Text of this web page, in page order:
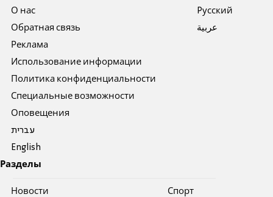
О нас
Обратная связь
Реклама
Использование информации
Политика конфиденциальности
Специальные возможности
Оповещения
עברית
English
Pусский
عربية
Разделы
Новости
Спорт